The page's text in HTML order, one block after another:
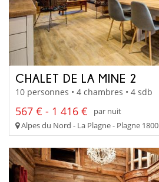
CHALET DE LA MINE 2
10 personnes • 4 chambres • 4 sdb
567 € - 1 416 €
par nuit
Alpes du Nord - La Plagne - Plagne 1800